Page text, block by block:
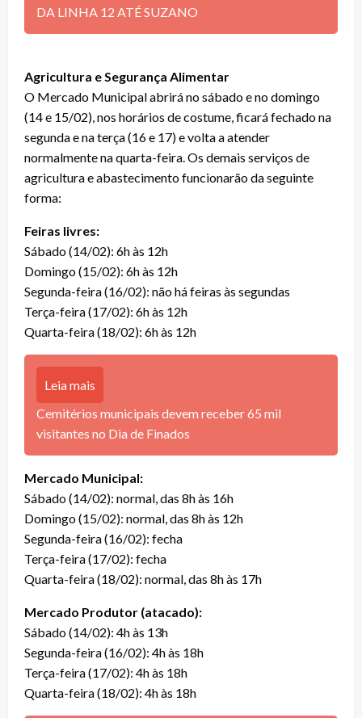
DA LINHA 12 ATÉ SUZANO
Agricultura e Segurança Alimentar
O Mercado Municipal abrirá no sábado e no domingo
(14 e 15/02), nos horários de costume, ficará fechado na
segunda e na terça (16 e 17) e volta a atender
normalmente na quarta-feira. Os demais serviços de
agricultura e abastecimento funcionarão da seguinte
forma:
Feiras livres:
Sábado (14/02): 6h às 12h
Domingo (15/02): 6h às 12h
Segunda-feira (16/02): não há feiras às segundas
Terça-feira (17/02): 6h às 12h
Quarta-feira (18/02): 6h às 12h
Leia mais
Cemitérios municipais devem receber 65 mil
visitantes no Dia de Finados
Mercado Municipal:
Sábado (14/02): normal, das 8h às 16h
Domingo (15/02): normal, das 8h às 12h
Segunda-feira (16/02): fecha
Terça-feira (17/02): fecha
Quarta-feira (18/02): normal, das 8h às 17h
Mercado Produtor (atacado):
Sábado (14/02): 4h às 13h
Segunda-feira (16/02): 4h às 18h
Terça-feira (17/02): 4h às 18h
Quarta-feira (18/02): 4h às 18h